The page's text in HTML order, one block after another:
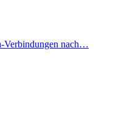
Verbindungen nach…